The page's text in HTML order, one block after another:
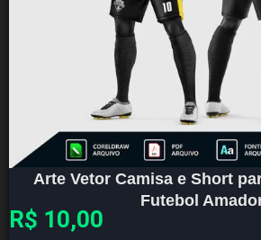
Arte Vetor Camisa e Short
Futebol
R$ 10,00